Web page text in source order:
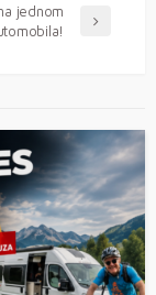
jednom